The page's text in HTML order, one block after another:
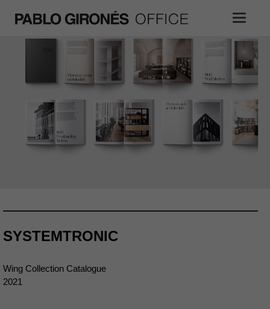
SYSTEMTRONIC
Wing Collection Catalogue
2021